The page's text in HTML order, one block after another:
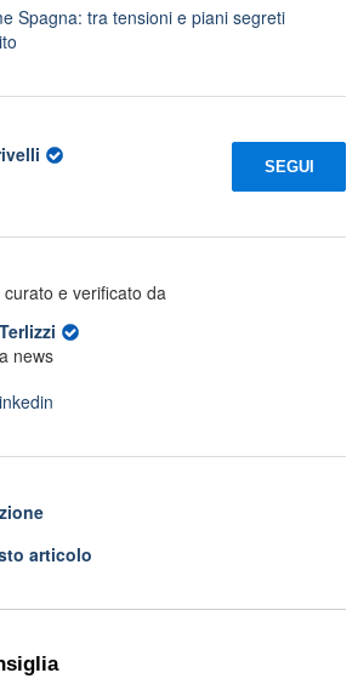
Spagna: tra tensioni e piani segreti
SEGUI
e verificato da
news
articolo